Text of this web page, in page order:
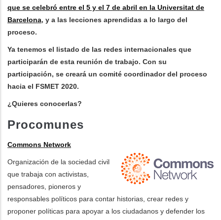
que se celebró entre el 5 y el 7 de abril en la Universitat de
Barcelona, y a las lecciones aprendidas a lo largo del
proceso.
Ya tenemos el listado de las redes internacionales que
participarán de esta reunión de trabajo. Con su
participación, se creará un comité coordinador del proceso
hacia el FSMET 2020.
¿Quieres conocerlas?
Procomunes
Commons Network
Organización de la sociedad civil
que trabaja con activistas,
pensadores, pioneros y
responsables políticos para contar historias, crear redes y
proponer políticas para apoyar a los ciudadanos y defender los